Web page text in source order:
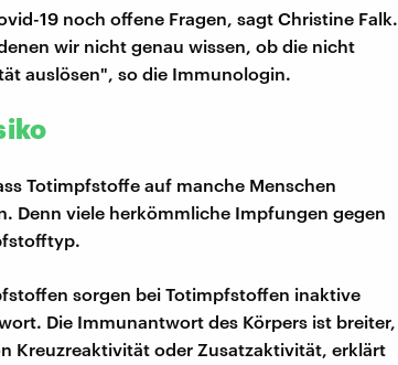
19 noch offene Fragen, sagt Christine Falk.
wir nicht genau wissen, ob die nicht
auslösen", so die Immunologin.
Totimpfstoffe auf manche Menschen
Denn viele herkömmliche Impfungen gegen
sorgen bei Totimpfstoffen inaktive
Die Immunantwort des Körpers ist breiter,
Kreuzreaktivität oder Zusatzaktivität, erklärt